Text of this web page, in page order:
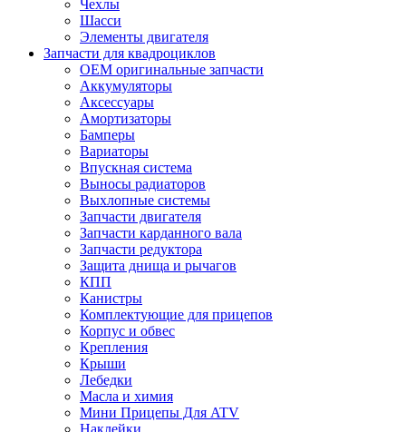
Чехлы
Шасси
Элементы двигателя
Запчасти для квадроциклов
OEM оригинальные запчасти
Аккумуляторы
Аксессуары
Амортизаторы
Бамперы
Вариаторы
Впускная система
Выносы радиаторов
Выхлопные системы
Запчасти двигателя
Запчасти карданного вала
Запчасти редуктора
Защита днища и рычагов
КПП
Канистры
Комплектующие для прицепов
Корпус и обвес
Крепления
Крыши
Лебедки
Масла и химия
Мини Прицепы Для ATV
Наклейки